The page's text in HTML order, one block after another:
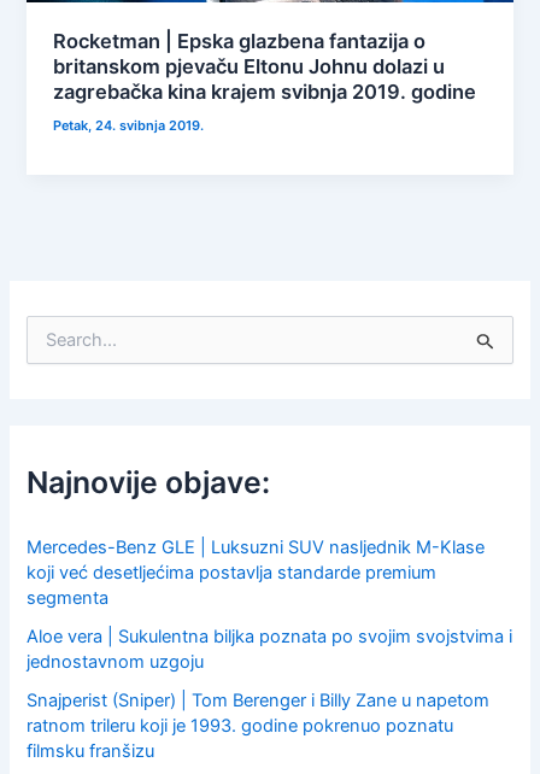
Rocketman | Epska glazbena fantazija o
britanskom pjevaču Eltonu Johnu dolazi u
zagrebačka kina krajem svibnja 2019. godine
Petak, 24. svibnja 2019.
f
o
:
Najnovije objave:
Mercedes-Benz GLE | Luksuzni SUV nasljednik M-Klase
koji već desetljećima postavlja standarde premium
segmenta
Aloe vera | Sukulentna biljka poznata po svojim svojstvima i
jednostavnom uzgoju
Snajperist (Sniper) | Tom Berenger i Billy Zane u napetom
ratnom trileru koji je 1993. godine pokrenuo poznatu
filmsku franšizu